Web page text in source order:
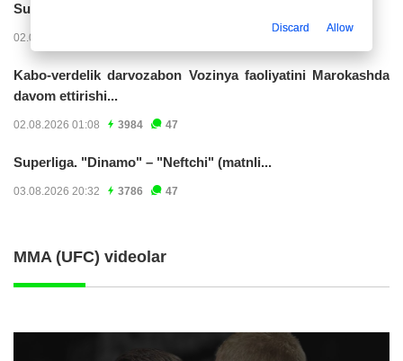
Superliga. “Buxoro” - “Lokomotiv”...
02.08.2026 03:08
Kabo-verdelik darvozabon Vozinya faoliyatini Marokashda
davom ettirishi...
02.08.2026 01:08 3984 47
Superliga. "Dinamo" – "Neftchi" (matnli...
03.08.2026 20:32 3786 47
MMA (UFC) videolar
Discard Allow